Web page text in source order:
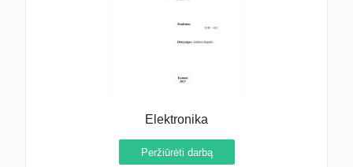
Elektronika
Peržiūrėti darbą